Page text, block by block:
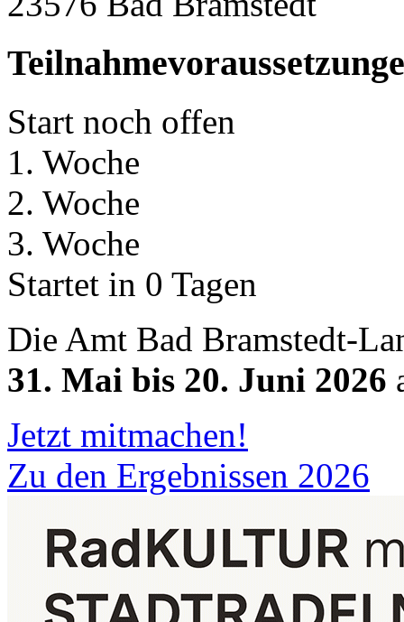
Start noch offen
1. Woche
2. Woche
3. Woche
Startet in 0 Tagen
Die Amt Bad Bramstedt-
31. Mai bis 20. Juni 2026
Jetzt mitmachen!
Zu den Ergebnissen 2026